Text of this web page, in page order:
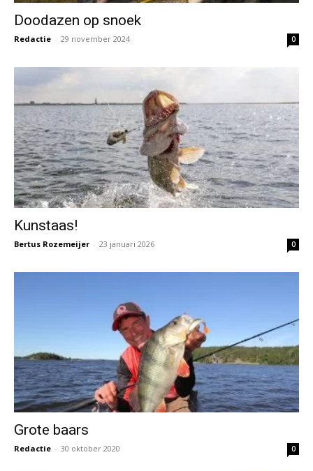
Doodazen op snoek
Redactie - 29 november 2024 0
Kunstaas!
Bertus Rozemeijer - 23 januari 2026 0
Grote baars
Redactie - 30 oktober 2020 0